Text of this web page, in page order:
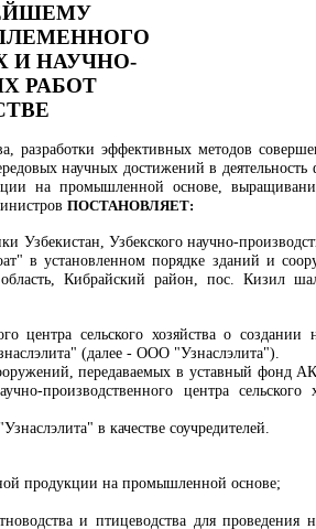
И НАУЧНО-
РАБОТ
разработки эффективных методов
научных достижений в деятельность
на промышленной основе,
ПОСТАНОВЛЯЕТ:
Узбекистан, Узбекского научно-
в установленном порядке зданий и
Кибрайский район, пос. Кизил
сельского хозяйства о создании
(далее - ООО "Узнаслэлита").
передаваемых в уставный фонд АК
производственного центра сельского
в качестве соучредителей.
продукции на промышленной основе;
и птицеводствадля проведения